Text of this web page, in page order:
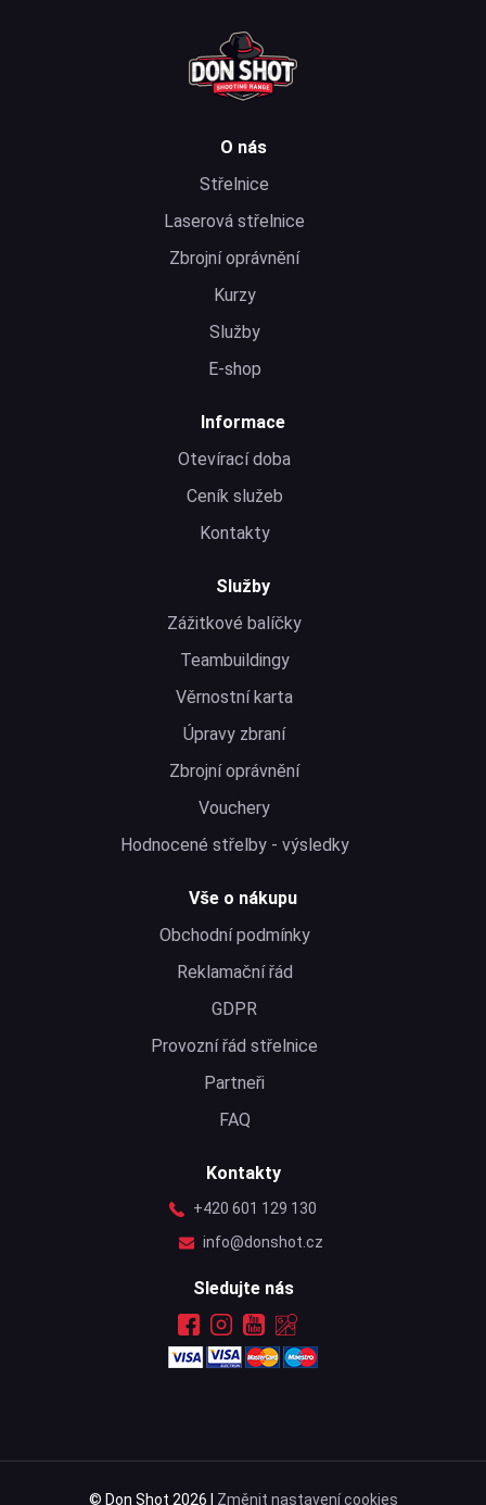
O nás
Střelnice
Laserová střelnice
Zbrojní oprávnění
Kurzy
Služby
E-shop
Informace
Otevírací doba
Ceník služeb
Kontakty
Služby
Zážitkové balíčky
Teambuildingy
Věrnostní karta
Úpravy zbraní
Zbrojní oprávnění
Vouchery
Hodnocené střelby - výsledky
Vše o nákupu
Obchodní podmínky
Reklamační řád
GDPR
Provozní řád střelnice
Partneři
FAQ
Kontakty
+420 601 129 130
info@donshot.cz
Sledujte nás
© Don Shot 2026 | Změnit nastavení cookies